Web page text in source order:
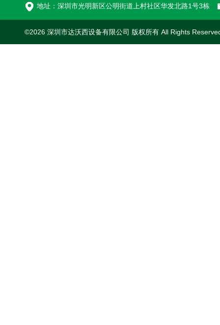
地址：深圳市光明新区公明街道上村社区华发北路1号3栋
©2026 深圳市达沃西设备有限公司 版权所有 All Rights